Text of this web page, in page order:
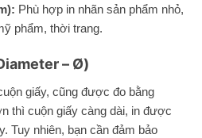
Phù hợp in nhãn sản phẩm nhỏ,
phẩm, thời trang.
– Ø)
giấy, cũng được đo bằng
thì cuộn giấy càng dài, in được
Tuy nhiên, bạn cần đảm bảo